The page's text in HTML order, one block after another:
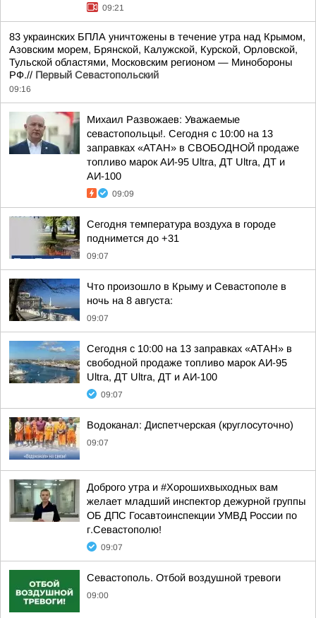
09:21
83 украинских БПЛА уничтожены в течение утра над Крымом,
Азовским морем, Брянской, Калужской, Курской, Орловской,
Тульской областями, Московским регионом — Минобороны
РФ.// Первый Севастопольский
09:16
Михаил Развожаев: Уважаемые
севастопольцы!. Сегодня с 10:00 на 13
заправках «АТАН» в СВОБОДНОЙ продаже
топливо марок АИ-95 Ultra, ДТ Ultra, ДТ и
АИ-100
09:09
Сегодня температура воздуха в городе
поднимется до +31
09:07
Что произошло в Крыму и Севастополе в
ночь на 8 августа:
09:07
Сегодня с 10:00 на 13 заправках «АТАН» в
свободной продаже топливо марок АИ-95
Ultra, ДТ Ultra, ДТ и АИ-100
09:07
Водоканал: Диспетчерская (круглосуточно)
09:07
Доброго утра и #Хорошихвыходных вам
желает младший инспектор дежурной группы
ОБ ДПС Госавтоинспекции УМВД России по
г.Севастополю!
09:07
Севастополь. Отбой воздушной тревоги
09:00